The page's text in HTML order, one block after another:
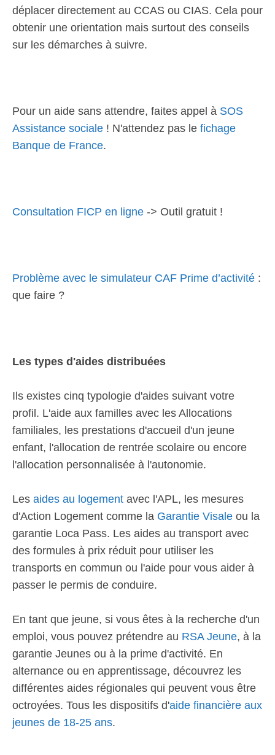
déplacer directement au CCAS ou CIAS. Cela pour
obtenir une orientation mais surtout des conseils
sur les démarches à suivre.
Pour un aide sans attendre, faites appel à SOS
Assistance sociale ! N'attendez pas le fichage
Banque de France.
Consultation FICP en ligne -> Outil gratuit !
Problème avec le simulateur CAF Prime d’activité :
que faire ?
Les types d'aides distribuées
Ils existes cinq typologie d'aides suivant votre
profil. L'aide aux familles avec les Allocations
familiales, les prestations d'accueil d'un jeune
enfant, l'allocation de rentrée scolaire ou encore
l'allocation personnalisée à l'autonomie.
Les aides au logement avec l'APL, les mesures
d'Action Logement comme la Garantie Visale ou la
garantie Loca Pass. Les aides au transport avec
des formules à prix réduit pour utiliser les
transports en commun ou l'aide pour vous aider à
passer le permis de conduire.
En tant que jeune, si vous êtes à la recherche d'un
emploi, vous pouvez prétendre au RSA Jeune, à la
garantie Jeunes ou à la prime d'activité. En
alternance ou en apprentissage, découvrez les
différentes aides régionales qui peuvent vous être
octroyées. Tous les dispositifs d'aide financière aux
jeunes de 18-25 ans.